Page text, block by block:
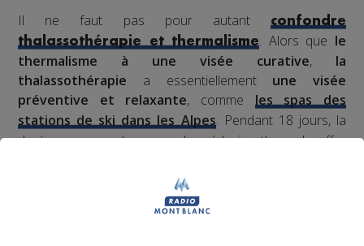
Il ne faut pas pour autant
confondre
thalassothérapie et thermalisme. Alors que le
thermalisme à une visée curative, la
thalassothérapie a essentiellement une visée
préventive et relaxante, comme les spas des
stations de ski dans les Alpes. Pendant 18 jours, la
durée moyenne des cures, la médecine thermale offre
prescriptions médicamenteuses. C’est pourquoi les
prises en charge
d’Assurance maladie